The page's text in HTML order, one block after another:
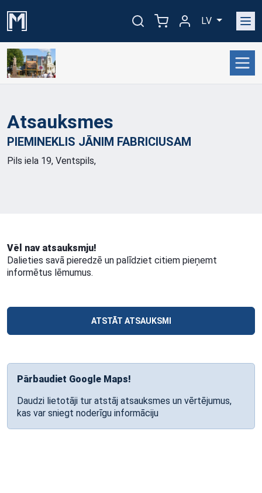
LV
Atsauksmes
PIEMINEKLIS JĀNIM FABRICIUSAM
Pils iela 19, Ventspils,
Vēl nav atsauksmju!
Dalieties savā pieredzē un palīdziet citiem pieņemt
informētus lēmumus.
ATSTĀT ATSAUKSMI
Pārbaudiet Google Maps!
Daudzi lietotāji tur atstāj atsauksmes un vērtējumus,
kas var sniegt noderīgu informāciju